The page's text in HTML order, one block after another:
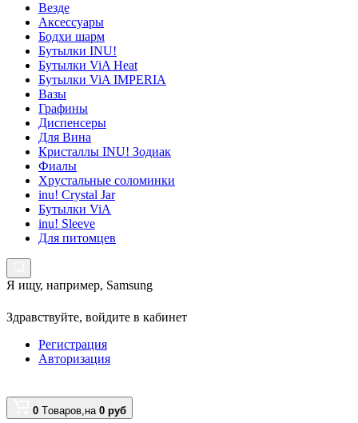
Везде
Аксессуары
Бодхи шарм
Бутылки INU!
Бутылки ViA Heat
Бутылки ViA IMPERIA
Вазы
Графины
Диспенсеры
Для Вина
Кристаллы INU! Зодиак
Фиалы
Хрустальные соломинки
inu! Crystal Jar
Бутылки ViA
inu! Sleeve
Для питомцев
Я ищу, например, Samsung
Здравствуйте, войдите в кабинет
Регистрация
Авторизация
0 Tоваров,на 0 руб